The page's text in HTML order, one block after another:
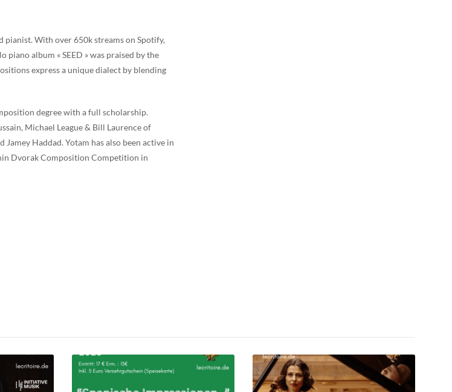
With over 650k streams on Spotify,
piano album « SEED » was praised by the
express a unique dialect by blending
degree with a full scholarship.
Michael League & Bill Laurence of
Jamey Haddad. Yotam has also been active in
Dvorak Composition Competition in